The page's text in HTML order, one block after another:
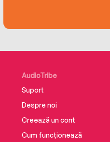
AudioTribe
Suport
Despre noi
Creează un cont
Cum funcționează